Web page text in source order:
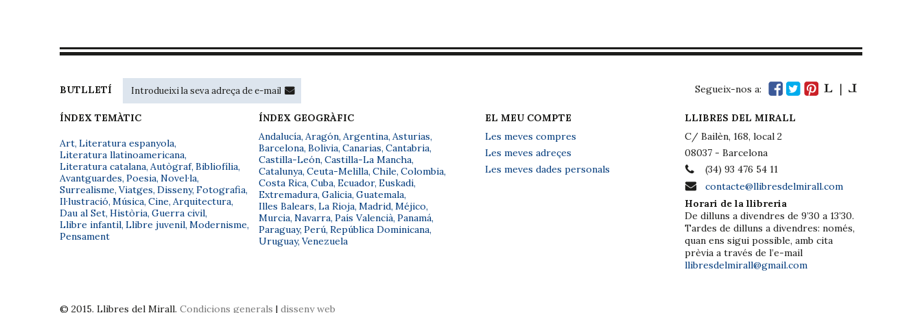
BUTLLETÍ Segueix-nos a:
ÍNDEX TEMÀTIC
Art, Literatura espanyola,
Literatura llatinoamericana,
Literatura catalana, Autògraf, Bibliofília,
Avantguardes, Poesia, Novel·la,
Surrealisme, Viatges, Disseny, Fotografia,
Il·lustració, Música, Cine, Arquitectura,
Dau al Set, Història, Guerra civil,
Llibre infantil, Llibre juvenil, Modernisme,
Pensament
ÍNDEX GEOGRÀFIC
Andalucía, Aragón, Argentina, Asturias,
Barcelona, Bolivia, Canarias, Cantabria,
Castilla-León, Castilla-La Mancha,
Catalunya, Ceuta-Melilla, Chile, Colombia,
Costa Rica, Cuba, Ecuador, Euskadi,
Extremadura, Galicia, Guatemala,
Illes Balears, La Rioja, Madrid, Méjico,
Murcia, Navarra, País Valencià, Panamá,
Paraguay, Perú, República Dominicana,
Uruguay, Venezuela
EL MEU COMPTE
Les meves compres
Les meves adreçes
Les meves dades personals
LLIBRES DEL MIRALL
C/ Bailèn, 168, local 2
08037 - Barcelona
(34) 93 476 54 11
contacte@llibresdelmirall.com
Horari de la llibreria
De dilluns a divendres de 9’30 a 13’30.
Tardes de dilluns a divendres: només,
quan ens sigui possible, amb cita
prèvia a través de l’e-mail
llibresdelmirall@gmail.com
© 2015. Llibres del Mirall. Condicions generals | disseny web